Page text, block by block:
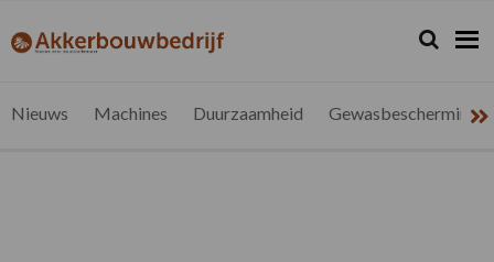
de
de
de
de
akkerbouwbedrijf.be
Nieuws
Zoeken...
Zoek
Nieuws Machines Duurzaamheid Gewasbescherming